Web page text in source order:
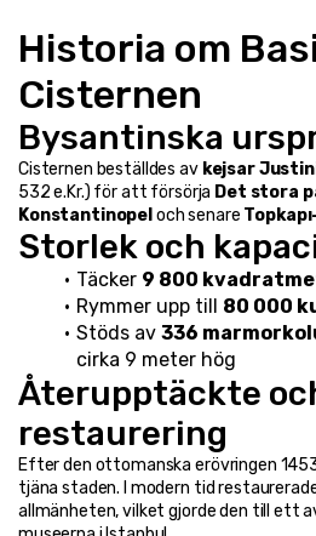
Historia om
Cisternen
Bysantinska
Cisternen beställdes av kejsar
532 e.Kr.) för att försörja Det stora
Konstantinopel och senare
Storlek och
Täcker 9 800
Rymmer upp till 80 000
Stöds av 336
cirka 9 meter hög
Återupptäckte
restaurering
Efter den ottomanska erövringen
tjäna staden. I modern tid
allmänheten, vilket gjorde den till ett